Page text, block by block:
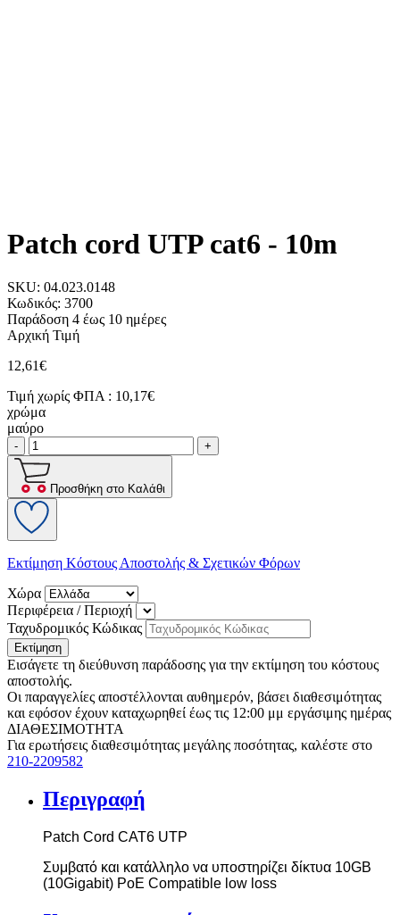
Patch cord UTP cat6 - 10m
SKU: 04.023.0148
Κωδικός: 3700
Παράδοση 4 έως 10 ημέρες
Αρχική Τιμή
12,61€
Τιμή χωρίς ΦΠΑ : 10,17€
χρώμα
μαύρο
- +
Προσθήκη στο Καλάθι
Εκτίμηση Κόστους Αποστολής & Σχετικών Φόρων
Χώρα
Περιφέρεια / Περιοχή
Ταχυδρομικός Κώδικας
Εκτίμηση
Εισάγετε τη διεύθυνση παράδοσης για την εκτίμηση του κόστους
αποστολής.
Οι παραγγελίες αποστέλλονται αυθημερόν, βάσει διαθεσιμότητας
και εφόσον έχουν καταχωρηθεί έως τις 12:00 μμ εργάσιμης ημέρας
ΔΙΑΘΕΣΙΜΟΤΗΤΑ
Για ερωτήσεις διαθεσιμότητας μεγάλης ποσότητας, καλέστε στο
210-2209582
Περιγραφή
Patch Cord CAT6 UTP
Συμβατό και κατάλληλο να υποστηρίζει δίκτυα 10GΒ
(10Gigabit) PoE Compatible low loss